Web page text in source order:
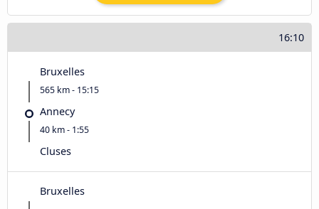
16:10
Bruxelles
565 km - 15:15
Annecy
40 km - 1:55
Cluses
Bruxelles